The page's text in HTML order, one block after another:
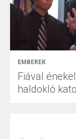
EMBEREK
Fiával
haldokló